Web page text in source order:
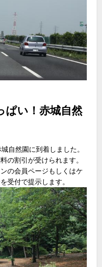
ぱい！赤城自然
自然園に到着しました。
の割引が受けられます。
の会員ページもしくはケ
受付で提示します。